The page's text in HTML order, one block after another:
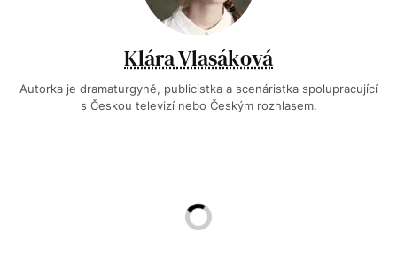
Klára Vlasáková
Autorka je dramaturgyně, publicistka a scenáristka spolupracující
s Českou televizí nebo Českým rozhlasem.